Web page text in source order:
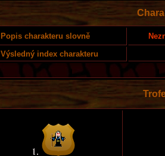
Popis charakteru slovně
Výsledný index charakteru